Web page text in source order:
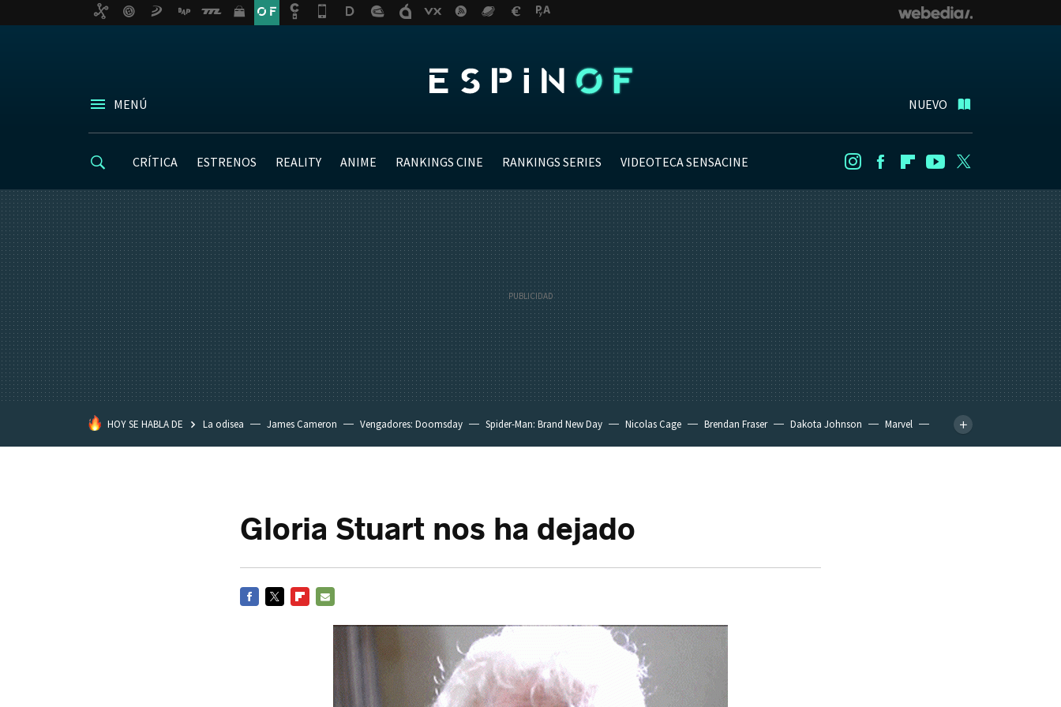
MENÚ NUEVO
CRÍTICA ESTRENOS REALITY ANIME RANKINGS CINE RANKINGS SERIES VIDEOTECA SENSACINE InstagramFacebookFlipboard
Youtube
HOY SE HABLA DE La odisea James Cameron Vengadores: Doomsday Spider-Man: Brand New Day Nicolas Cage Brendan Fraser Dakota Johnson
Marvel
Gloria Stuart nos ha dejado
MAIL